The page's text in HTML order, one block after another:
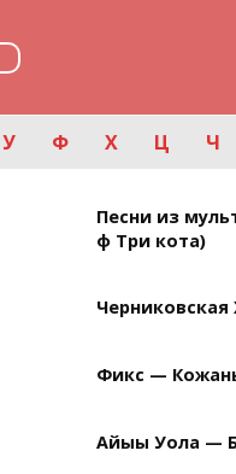
У Ф Х Ц Ч
Песни из
ф Три кота)
Фикс —
Айыы Уола —